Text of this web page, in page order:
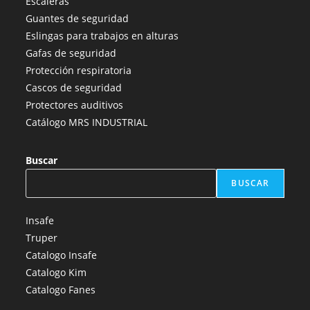
nueva
pestaña
una
pestaña
una
nueva
pestaña
Guantes de seguridad
Eslingas para trabajos en alturas
Gafas de seguridad
Protección respiratoria
Cascos de seguridad
Protectores auditivos
Catálogo MRS INDUSTRIAL
Buscar
BUSCAR
Insafe
Truper
Catalogo Insafe
Catalogo Kim
Catalogo Fanes